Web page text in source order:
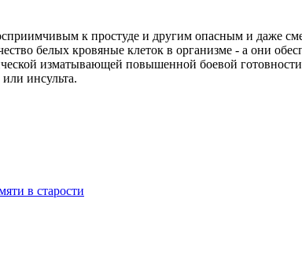
к простуде и другим опасным и даже
белых кровяные клеток в организме - а они
изматывающей повышенной боевой
инсульта.
в старости